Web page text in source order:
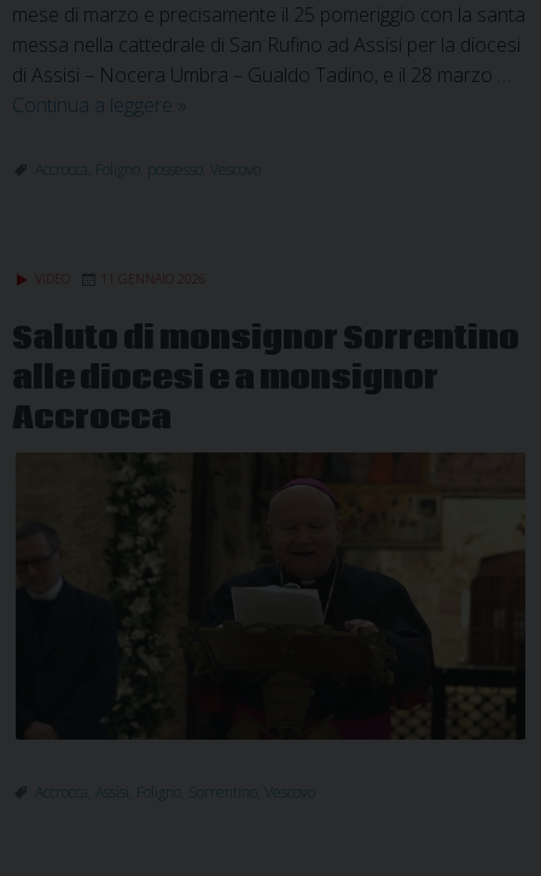
mese di marzo e precisamente il 25 pomeriggio con la santa
messa nella cattedrale di San Rufino ad Assisi per la diocesi
di Assisi – Nocera Umbra – Gualdo Tadino, e il 28 marzo …
Continua a leggere A
doppio
di
del
nuovo
»
Accrocca Foligno possesso Vescovo
VIDEO 11 GENNAIO 2026
Saluto di monsignor Sorrentino
alle diocesi e a monsignor
Accrocca
Accrocca Assisi Foligno Sorrentino Vescovo